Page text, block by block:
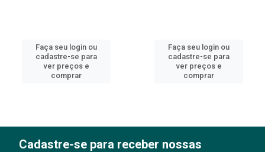
Faça seu login ou
cadastre-se para
ver preços e
comprar
Faça seu login ou
cadastre-se para
ver preços e
comprar
Cadastre-se para receber nossas